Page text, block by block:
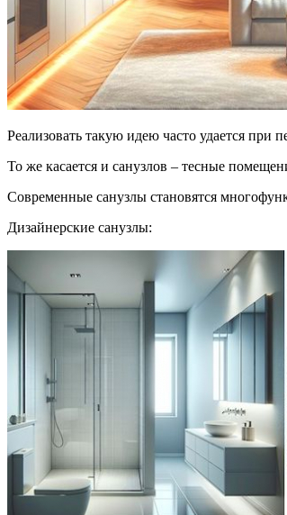
Реализовать такую идею часто удается при
То же касается и санузлов – тесные
Современные санузлы становятся
Дизайнерские санузлы: